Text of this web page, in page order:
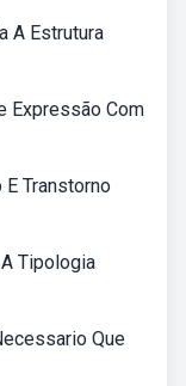
A Estrutura
Expressão Com
Transtorno
Tipologia
Que